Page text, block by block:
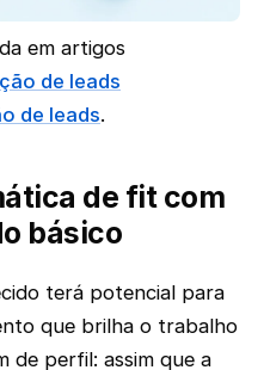
em artigos
de leads
de leads.
de fit com
básico
terá potencial para
que brilha o trabalho
de perfil: assim que a